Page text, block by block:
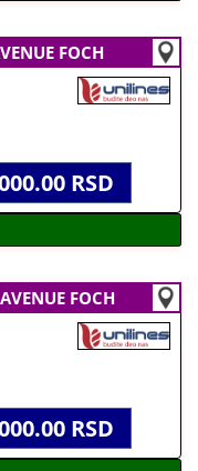
FOCH
RSD
AVENUE FOCH
RSD